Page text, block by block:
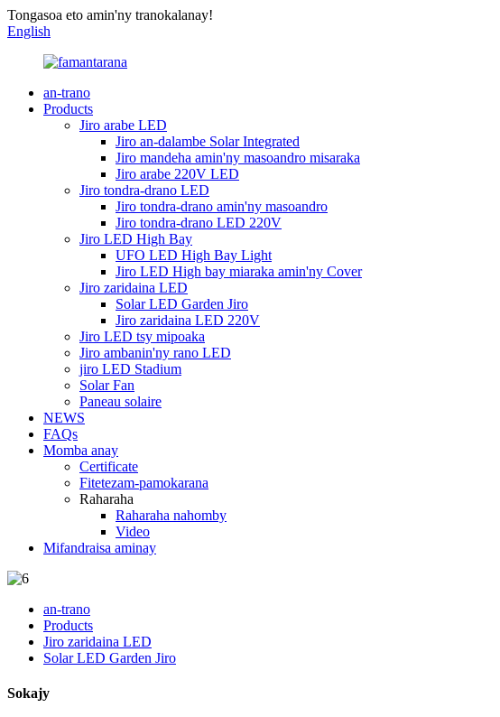
Tongasoa eto amin'ny tranokalanay!
English
an-trano
Products
Jiro arabe LED
Jiro an-dalambe Solar Integrated
Jiro mandeha amin'ny masoandro misaraka
Jiro arabe 220V LED
Jiro tondra-drano LED
Jiro tondra-drano amin'ny masoandro
Jiro tondra-drano LED 220V
Jiro LED High Bay
UFO LED High Bay Light
Jiro LED High bay miaraka amin'ny Cover
Jiro zaridaina LED
Solar LED Garden Jiro
Jiro zaridaina LED 220V
Jiro LED tsy mipoaka
Jiro ambanin'ny rano LED
jiro LED Stadium
Solar Fan
Paneau solaire
NEWS
FAQs
Momba anay
Certificate
Fitetezam-pamokarana
Raharaha
Raharaha nahomby
Video
Mifandraisa aminay
an-trano
Products
Jiro zaridaina LED
Solar LED Garden Jiro
Sokajy